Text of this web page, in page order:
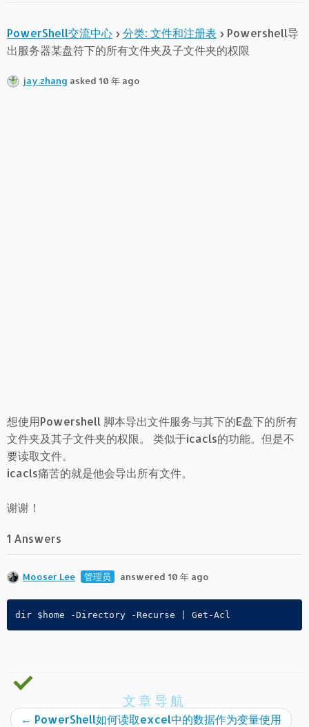
PowerShell交流中心 › 分类: 文件和注册表 › Powershell导
出服务器某盘符下的所有文件夹及子文件夹的权限
jay.zhang asked 10 年 ago
想使用Powershell 脚本导出文件服务与其下的E盘下的所有
文件夹及其子文件夹的权限。 类似于icacls的功能。但是不
要读取文件。
icacls痛苦的就是他会导出所有文件。
谢谢！
1 Answers
Mooser Lee 管理员 answered 10 年 ago
dir $home -Directory -Recurse | Get-Acl
文章导航
← PowerShell如何读取excel中的数据作为变量使用